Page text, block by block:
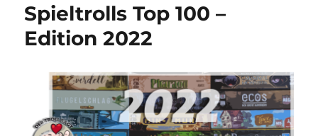
–
Spieltrolls Top 100 –
Edition 2022